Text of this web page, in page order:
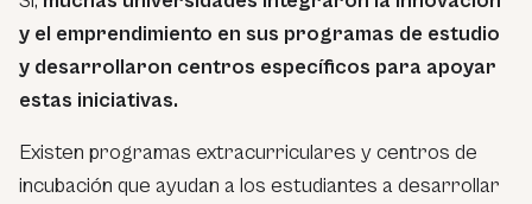
y el emprendimiento en sus programas de estudio
y desarrollaron centros específicos para apoyar
estas iniciativas.
Existen programas extracurriculares y centros de
incubación que ayudan a los estudiantes a desarrollar